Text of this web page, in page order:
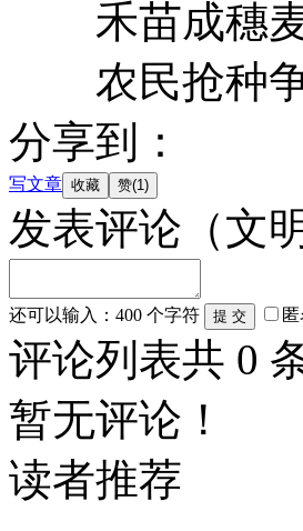
禾苗成穗
农民抢种
分享到：
写文章
发表评论 （文
还可以输入： 400 个字符
评论列表共 0
暂无评论！
读者推荐